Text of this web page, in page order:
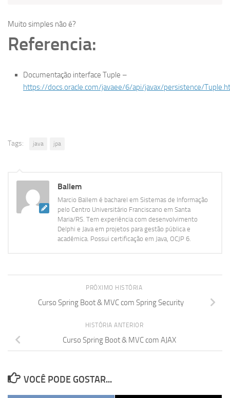
Muito simples não é?
Referencia:
Documentação interface Tuple –
https://docs.oracle.com/javaee/6/api/javax/persistence/
Tags: java jpa
Ballem
Marcio Ballem é bacharel em Sistemas de Informação
pelo Centro Universitário Franciscano em Santa
Maria/RS. Tem experiência com desenvolvimento
Delphi e Java em projetos para gestão pública e
acadêmica. Possui certificação em Java, OCJP 6.
PRÓXIMO HISTÓRIA
Curso Spring Boot & MVC com Spring Security
HISTÓRIA ANTERIOR
Curso Spring Boot & MVC com AJAX
VOCÊ PODE GOSTAR...